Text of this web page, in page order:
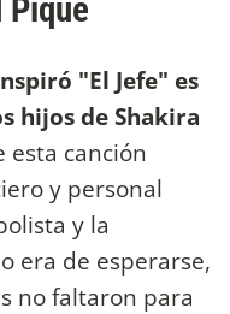
Piqué
"El Jefe" es
hijos de Shakira
esta canción
y personal
y la
era de esperarse,
no faltaron para